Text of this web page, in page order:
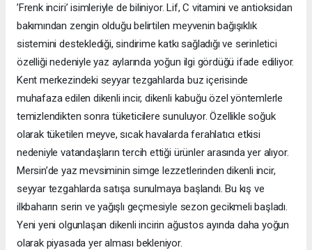
’Frenk inciri’ isimleriyle de biliniyor. Lif, C vitamini ve antioksidan
bakımından zengin olduğu belirtilen meyvenin bağışıklık
sistemini desteklediği, sindirime katkı sağladığı ve serinletici
özelliği nedeniyle yaz aylarında yoğun ilgi gördüğü ifade ediliyor.
Kent merkezindeki seyyar tezgahlarda buz içerisinde
muhafaza edilen dikenli incir, dikenli kabuğu özel yöntemlerle
temizlendikten sonra tüketicilere sunuluyor. Özellikle soğuk
olarak tüketilen meyve, sıcak havalarda ferahlatıcı etkisi
nedeniyle vatandaşların tercih ettiği ürünler arasında yer alıyor.
Mersin’de yaz mevsiminin simge lezzetlerinden dikenli incir,
seyyar tezgahlarda satışa sunulmaya başlandı. Bu kış ve
ilkbaharın serin ve yağışlı geçmesiyle sezon gecikmeli başladı.
Yeni yeni olgunlaşan dikenli incirin ağustos ayında daha yoğun
olarak piyasada yer alması bekleniyor.